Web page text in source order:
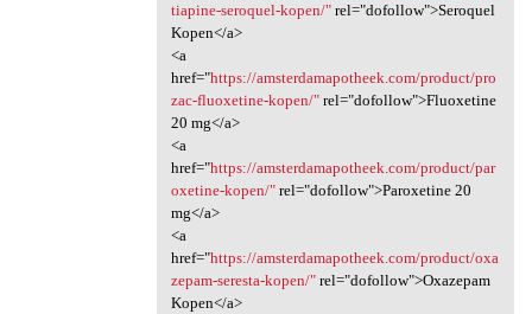
tiapine-seroquel-kopen/"rel="dofollow">Seroquel
Kopen</a>
<a
href="https://amsterdamapotheek.com/product/pro
zac-fluoxetine-kopen/"rel="dofollow">Fluoxetine
20 mg</a>
<a
href="https://amsterdamapotheek.com/product/par
oxetine-kopen/"rel="dofollow">Paroxetine 20
mg</a>
<a
href="https://amsterdamapotheek.com/product/oxa
zepam-seresta-kopen/"rel="dofollow">Oxazepam
Kopen</a>